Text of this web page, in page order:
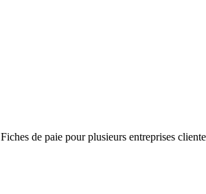
Fiches de paie pour plusieurs entreprises